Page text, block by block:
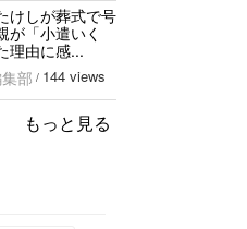
けしが葬式で号
が「小遣いく
理由に感...
部 / 144 views
もっと見る